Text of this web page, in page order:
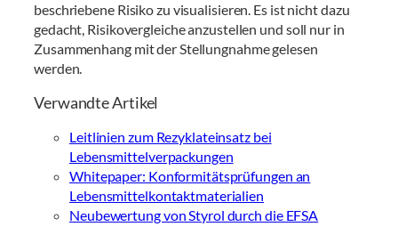
beschriebene Risiko zu visualisieren. Es ist nicht dazu
gedacht, Risikovergleiche anzustellen und soll nur in
Zusammenhang mit der Stellungnahme gelesen
werden.
Verwandte Artikel
Leitlinien zum Rezyklateinsatz bei
Lebensmittelverpackungen
Whitepaper: Konformitätsprüfungen an
Lebensmittelkontaktmaterialien
Neubewertung von Styrol durch die EFSA